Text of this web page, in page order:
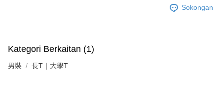
Sokongan
Kategori Berkaitan (1)
男裝 長T｜大學T